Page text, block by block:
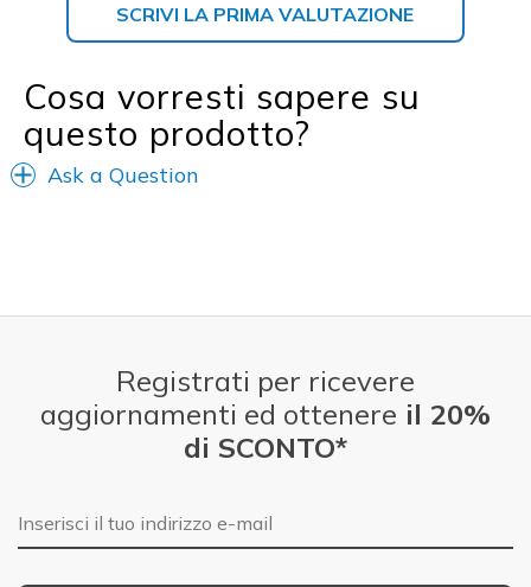
SCRIVI LA PRIMA VALUTAZIONE
Cosa vorresti sapere su
questo prodotto?
Ask a Question
Registrati per ricevere
aggiornamenti ed ottenere il 20%
di SCONTO*
E-mail